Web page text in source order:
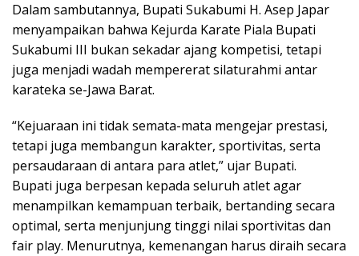
Dalam sambutannya, Bupati Sukabumi H. Asep Japar
menyampaikan bahwa Kejurda Karate Piala Bupati
Sukabumi III bukan sekadar ajang kompetisi, tetapi
juga menjadi wadah mempererat silaturahmi antar
karateka se-Jawa Barat.
“Kejuaraan ini tidak semata-mata mengejar prestasi,
tetapi juga membangun karakter, sportivitas, serta
persaudaraan di antara para atlet,” ujar Bupati.
Bupati juga berpesan kepada seluruh atlet agar
menampilkan kemampuan terbaik, bertanding secara
optimal, serta menjunjung tinggi nilai sportivitas dan
fair play. Menurutnya, kemenangan harus diraih secara